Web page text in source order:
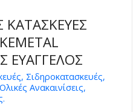
ΚΑΤΑΣΚΕΥΕΣ
ΕΥΑΓΓΕΛΟΣ
Σιδηροκατασκευές,
Ανακαινίσεις,